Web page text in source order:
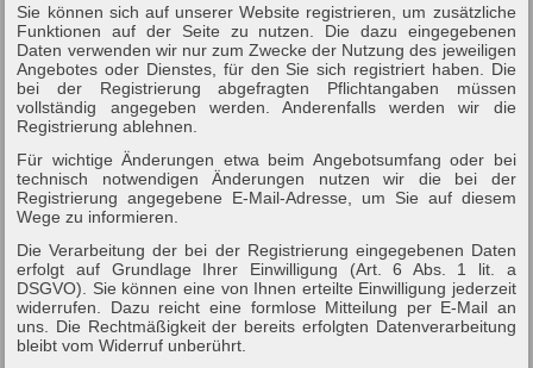
Sie können sich auf unserer Website registrieren, um zusätzliche
Funktionen auf der Seite zu nutzen. Die dazu eingegebenen
Daten verwenden wir nur zum Zwecke der Nutzung des jeweiligen
Angebotes oder Dienstes, für den Sie sich registriert haben. Die
bei der Registrierung abgefragten Pflichtangaben müssen
vollständig angegeben werden. Anderenfalls werden wir die
Registrierung ablehnen.
Für wichtige Änderungen etwa beim Angebotsumfang oder bei
technisch notwendigen Änderungen nutzen wir die bei der
Registrierung angegebene E-Mail-Adresse, um Sie auf diesem
Wege zu informieren.
Die Verarbeitung der bei der Registrierung eingegebenen Daten
erfolgt auf Grundlage Ihrer Einwilligung (Art. 6 Abs. 1 lit. a
DSGVO). Sie können eine von Ihnen erteilte Einwilligung jederzeit
widerrufen. Dazu reicht eine formlose Mitteilung per E-Mail an
uns. Die Rechtmäßigkeit der bereits erfolgten Datenverarbeitung
bleibt vom Widerruf unberührt.